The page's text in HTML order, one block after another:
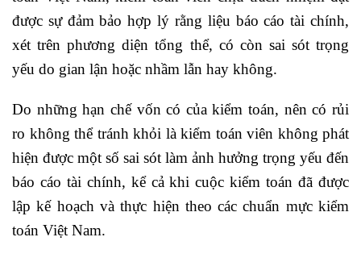
được sự đảm bảo hợp lý rằng liệu báo cáo tài chính,
xét trên phương diện tổng thể, có còn sai sót trọng
yếu do gian lận hoặc nhầm lẫn hay không.
Do những hạn chế vốn có của kiểm toán, nên có rủi
ro không thể tránh khỏi là kiểm toán viên không phát
hiện được một số sai sót làm ảnh hưởng trọng yếu đến
báo cáo tài chính, kể cả khi cuộc kiểm toán đã được
lập kế hoạch và thực hiện theo các chuẩn mực kiểm
toán Việt Nam.